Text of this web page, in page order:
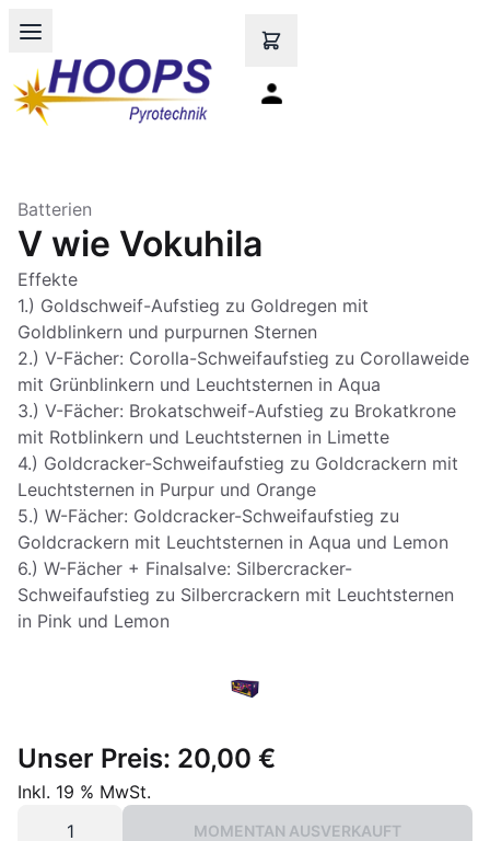
Open main menu
Batterien
V wie Vokuhila
Effekte
1.) Goldschweif-Aufstieg zu Goldregen mit
Goldblinkern und purpurnen Sternen
2.) V-Fächer: Corolla-Schweifaufstieg zu Corollaweide
mit Grünblinkern und Leuchtsternen in Aqua
3.) V-Fächer: Brokatschweif-Aufstieg zu Brokatkrone
mit Rotblinkern und Leuchtsternen in Limette
4.) Goldcracker-Schweifaufstieg zu Goldcrackern mit
Leuchtsternen in Purpur und Orange
5.) W-Fächer: Goldcracker-Schweifaufstieg zu
Goldcrackern mit Leuchtsternen in Aqua und Lemon
6.) W-Fächer + Finalsalve: Silbercracker-
Schweifaufstieg zu Silbercrackern mit Leuchtsternen
in Pink und Lemon
Unser Preis: 20,00 €
Inkl. 19 % MwSt.
MOMENTAN AUSVERKAUFT